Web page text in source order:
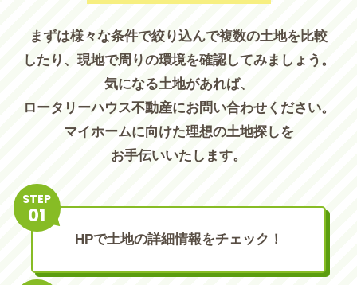
まずは様々な条件で絞り込んで複数の土地を比較
したり、現地で周りの環境を確認してみましょう。
気になる土地があれば、
ロータリーハウス不動産にお問い合わせください。
マイホームに向けた理想の土地探しを
お手伝いいたします。
STEP
HPで土地の詳細情報をチェック！